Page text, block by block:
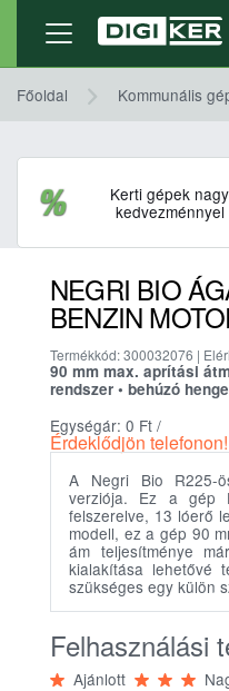
Főoldal Kommunális
Kerti gépek nagy
kedvezménnyel
NEGRI BIO
BENZIN
Termékkód: 300032076 |
90 mm max. aprítási
rendszer • behúzó
Egységár: 0 Ft /
Érdeklődjön telefonon!
A Negri Bio R225-
verziója. Ez a gép
felszerelve, 13 lóerő
modell, ez a gép 90
ám teljesítménye
kialakítása lehetővé
szükséges egy külön
Felhasználási
Ajánlott
Termék adatlap